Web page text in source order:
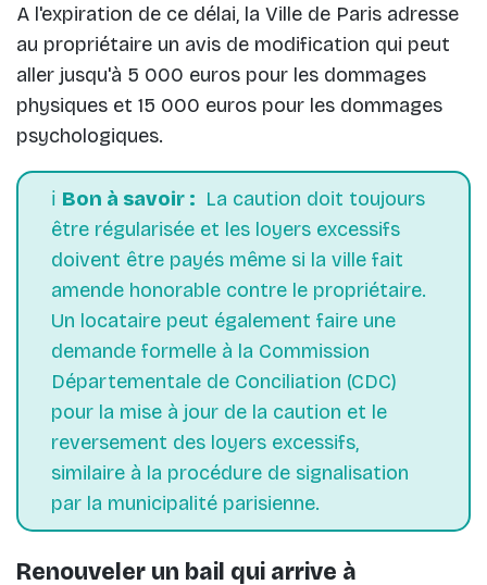
A l'expiration de ce délai, la Ville de Paris adresse
au propriétaire un avis de modification qui peut
aller jusqu'à 5 000 euros pour les dommages
physiques et 15 000 euros pour les dommages
psychologiques.
ℹ️ Bon à savoir : La caution doit toujours
être régularisée et les loyers excessifs
doivent être payés même si la ville fait
amende honorable contre le propriétaire.
Un locataire peut également faire une
demande formelle à la Commission
Départementale de Conciliation (CDC)
pour la mise à jour de la caution et le
reversement des loyers excessifs,
similaire à la procédure de signalisation
par la municipalité parisienne.
Renouveler un bail qui arrive à